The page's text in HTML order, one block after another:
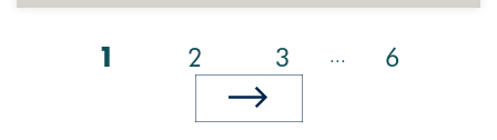
1 2 3 ... 6